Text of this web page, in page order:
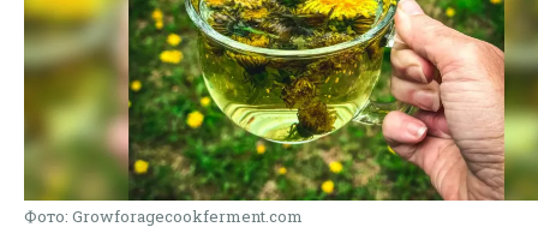
Фото: Growforagecookferment.com